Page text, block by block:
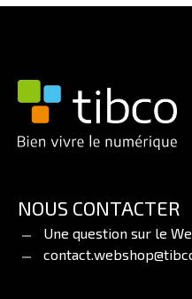
NOUS CONTACTER
Une question sur le